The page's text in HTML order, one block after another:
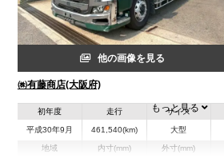
他の画像を見る
㈱有藤商店(大阪府)
初年度
平成30年9月
走行
461,540(km)
サイズ
大型
地域 内寸(mm) 外寸(mm)
もっと見る